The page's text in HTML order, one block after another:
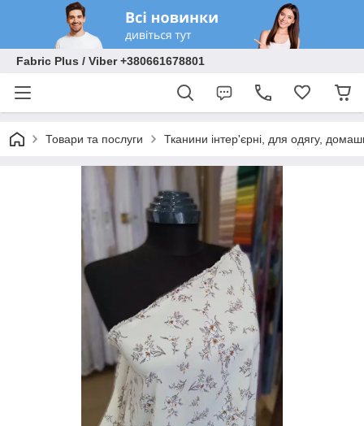
Fabric Plus / Viber +380661678801
Товари та послуги Тканини інтер'єрні, для одягу,